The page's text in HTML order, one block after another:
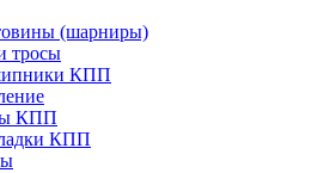
(шарниры)
тросы
КПП
КПП
КПП